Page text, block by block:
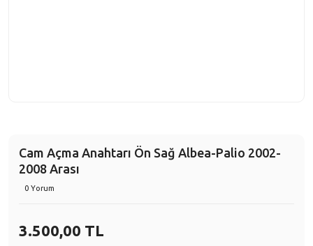
Cam Açma Anahtarı Ön Sağ Albea-Palio 2002-
2008 Arası
0 Yorum
3.500,00 TL